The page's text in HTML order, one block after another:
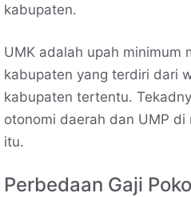
kabupaten.
UMK adalah upah minimum
kabupaten yang terdiri dari
kabupaten tertentu.
otonomi daerah dan UMP
itu.
Perbedaan Gaji